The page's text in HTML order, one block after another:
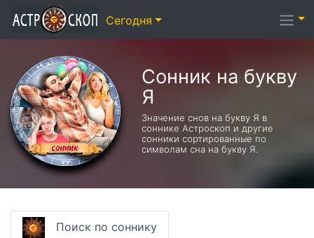
Сонник на букву
Я
Значение снов на букву Я в
соннике Астроскоп и другие
сонники сортированные по
символам сна на букву Я.
Поиск по соннику
Сегодня